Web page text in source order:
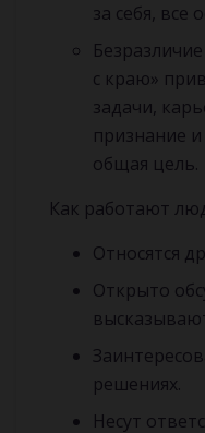
за себя, все
с краю»
задачи,
признание
общая цель.
Как работают
Относятся
Открыто
решениях.
Несут